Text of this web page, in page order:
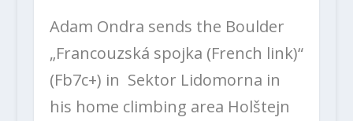
Adam Ondra sends the Boulder
„Francouzská spojka (French link)“
(Fb7c+) in Sektor Lidomorna in
his home climbing area Holštejn